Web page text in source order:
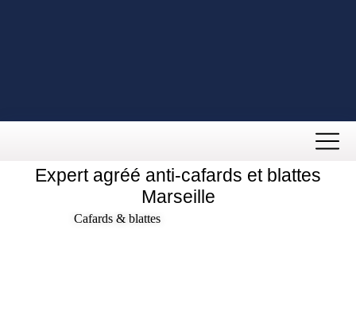
Expert agréé anti-cafards et blattes
Marseille
Cafards & blattes